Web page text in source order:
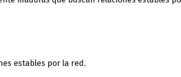
estables por la red.